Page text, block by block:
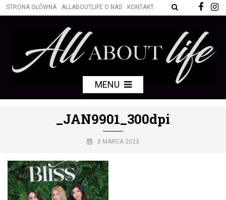
STRONA GŁÓWNA ALLABOUTLIFE O NAS KONTAKT
MENU
_JAN9901_300dpi
8 MARCA 2023